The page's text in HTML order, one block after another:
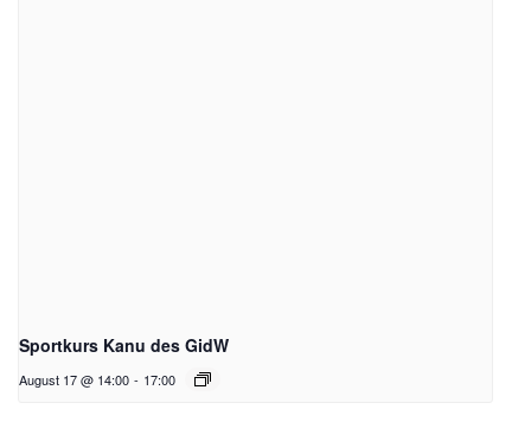
Sportkurs Kanu des GidW
August 17 @ 14:00 - 17:00